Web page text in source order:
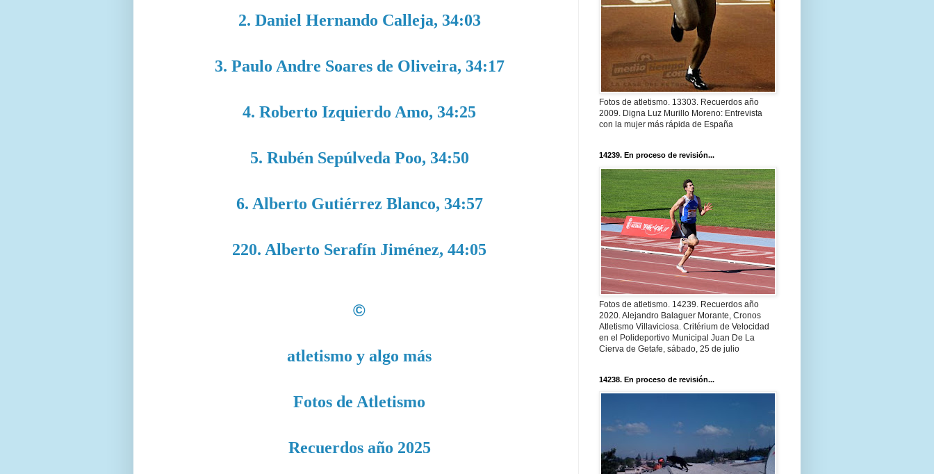
2. Daniel Hernando Calleja, 34:03
3. Paulo Andre Soares de Oliveira, 34:17
4. Roberto Izquierdo Amo, 34:25
5. Rubén Sepúlveda Poo, 34:50
6. Alberto Gutiérrez Blanco, 34:57
220. Alberto Serafín Jiménez, 44:05
©
atletismo y algo más
Fotos de Atletismo
Recuerdos año 2025
Fotos de atletismo. 13303. Recuerdos año
2009. Digna Luz Murillo Moreno: Entrevista
con la mujer más rápida de España
14239. En proceso de revisión...
Fotos de atletismo. 14239. Recuerdos año
2020. Alejandro Balaguer Morante, Cronos
Atletismo Villaviciosa. Critérium de Velocidad
en el Polideportivo Municipal Juan De La
Cierva de Getafe, sábado, 25 de julio
14238. En proceso de revisión...